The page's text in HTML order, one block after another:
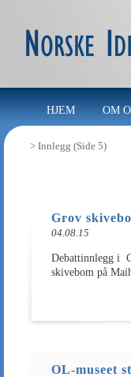
HJEM OM
> Innlegg (Side 5)
Grov
04.08.15
Debattinnlegg i
skivebom på
OL-museet